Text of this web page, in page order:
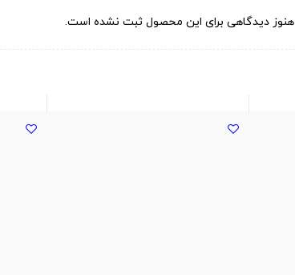
هنوز دیدگاهی برای این محصول ثبت نشده است.